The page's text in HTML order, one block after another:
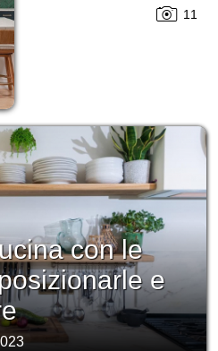
11
con le
e